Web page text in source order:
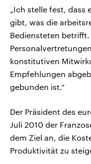
„Ich stelle fest, dass
gibt, was die
Bediensteten betrifft.
konstitutiven
Empfehlungen
gebunden ist.“
Der Präsident des
Juli 2010 der
dem Ziel an, die
Produktivität zu